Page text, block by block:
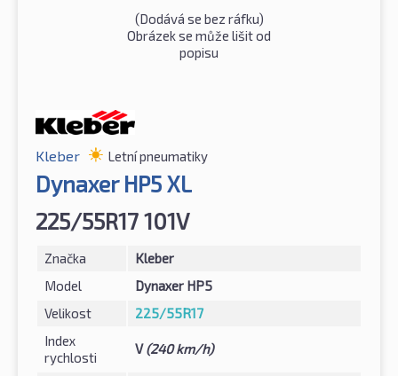
(Dodává se bez ráfku)
Obrázek se může lišit od
popisu
Kleber Letní pneumatiky
Dynaxer HP5 XL
225/55R17 101V
Značka
Kleber
Model
Dynaxer HP5
Velikost
225/55R17
Index
rychlosti
V(240 km/h)